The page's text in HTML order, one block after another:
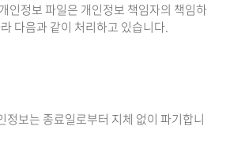
인정보 파일은 개인정보 책임자의 책임하
다음과 같이 처리하고 있습니다.
정보는 종료일로부터 지체 없이 파기합니